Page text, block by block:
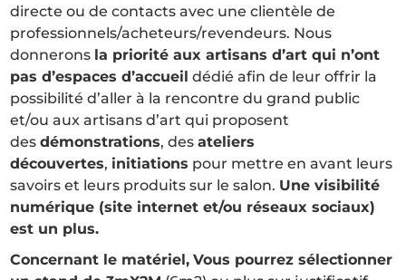
directe ou de contacts avec une clientèle de
professionnels/acheteurs/revendeurs. Nous
donnerons la priorité aux artisans d’art qui n’ont
pas d’espaces d’accueil dédié afin de leur offrir la
possibilité d’aller à la rencontre du grand public
et/ou aux artisans d’art qui proposent
desdémonstrations, desateliers
découvertes, initiations pour mettre en avant leurs
savoirs et leurs produits sur le salon. Une visibilité
numérique (site internet et/ou réseaux sociaux)
est un plus.
Concernant le matériel, Vous pourrez sélectionner